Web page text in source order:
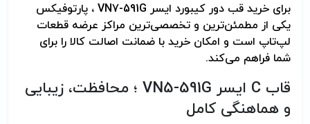
برای خرید قب دور کیبورد ایسر VN7-591G ، پارتوفیکس
یکی از مطمئن‌ترین و تخصصی‌ترین مراکز عرضه قطعات
لپ‌تاپ است و امکان خرید با ضمانت اصالت کالا را برای
شما فراهم می‌کند.
قاب C ایسر VN5-591G ؛ محافظت، زیبایی
و هماهنگی کامل